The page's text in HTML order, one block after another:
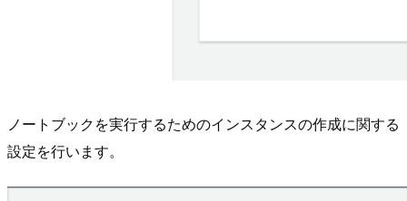
ノートブックを実行するためのインスタンスの作成に関する
設定を行います。